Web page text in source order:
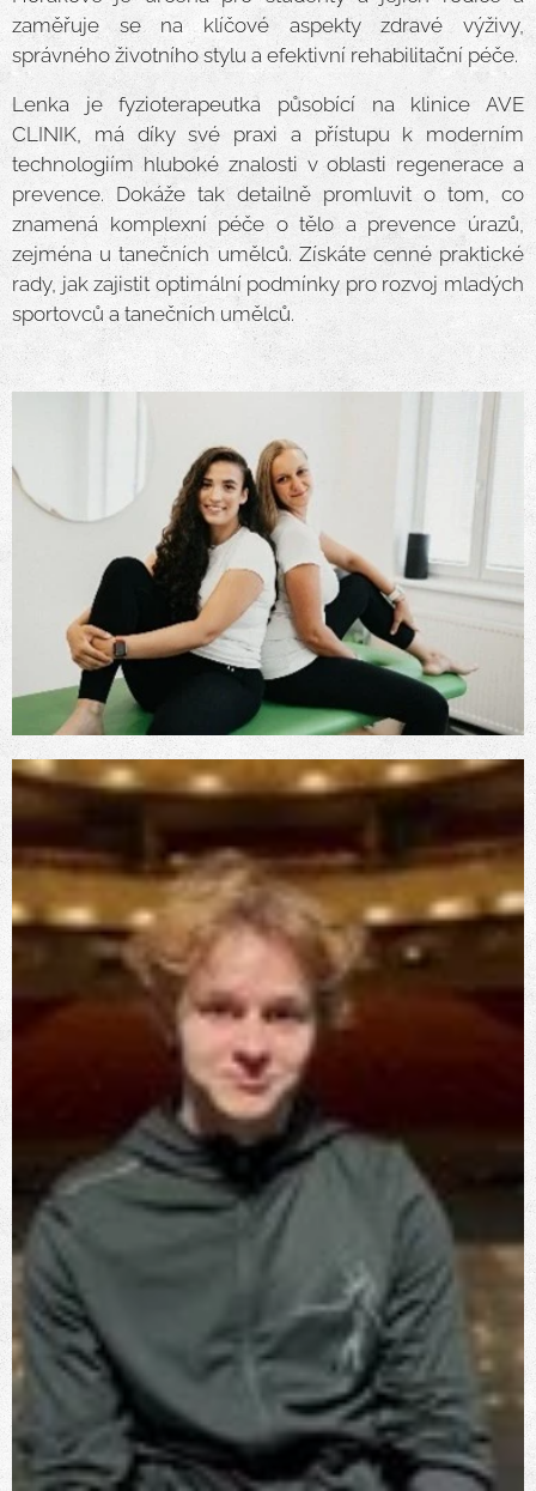
zaměřuje se na klíčové aspekty zdravé výživy,
správného životního stylu a efektivní rehabilitační péče.
Lenka je fyzioterapeutka působící na klinice AVE
CLINIK, má díky své praxi a přístupu k moderním
technologiím hluboké znalosti v oblasti regenerace a
prevence. Dokáže tak detailně promluvit o tom, co
znamená komplexní péče o tělo a prevence úrazů,
zejména u tanečních umělců. Získáte cenné praktické
rady, jak zajistit optimální podmínky pro rozvoj mladých
sportovců a tanečních umělců.